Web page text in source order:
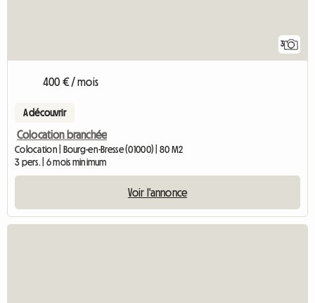
3
400 € / mois
A découvrir
Colocation branchée
Colocation | Bourg-en-Bresse (01000) | 80 M2
3 pers. | 6 mois minimum
Voir l'annonce